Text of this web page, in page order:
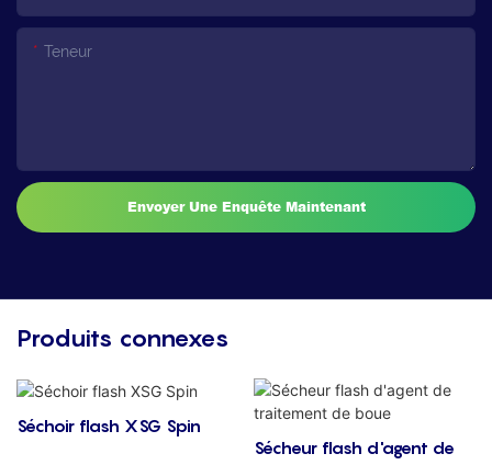
Teneur
Envoyer Une Enquête Maintenant
Produits connexes
Séchoir flash XSG Spin
Sécheur flash d'agent de